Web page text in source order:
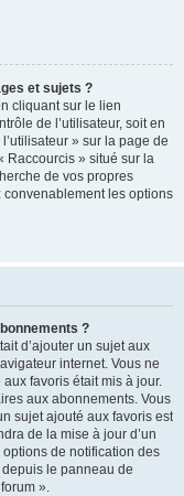
et sujets ?
cliquant sur le lien
de l’utilisateur, soit en
» sur la page de
Raccourcis » situé sur la
de vos propres
les options
?
d’ajouter un sujet aux
internet. Vous ne
favoris était mis à jour.
aux abonnements. Vous
sujet ajouté aux favoris est
de la mise à jour d’un
de notification des
le panneau de
».